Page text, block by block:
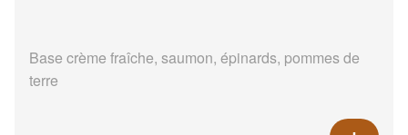
Base crème fraîche, saumon, épinards, pommes de
terre